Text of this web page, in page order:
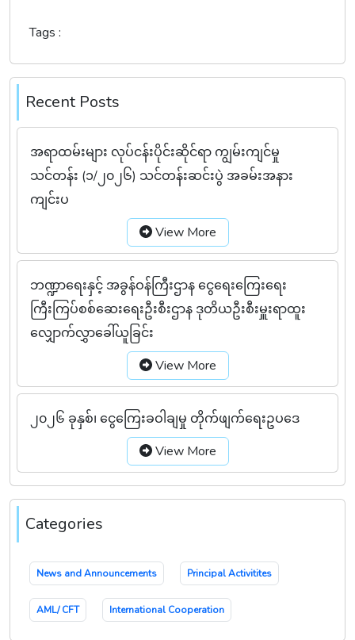
Tags :
Recent Posts
အရာထမ်းများ လုပ်ငန်းပိုင်းဆိုင်ရာ ကျွမ်းကျင်မှု
သင်တန်း (၁/၂၀၂၆) သင်တန်းဆင်းပွဲ အခမ်းအနား
ကျင်းပ
View More
ဘဏ္ဍာရေးနှင့် အခွန်ဝန်ကြီးဌာန ငွေရေးကြေးရေး
ကြီးကြပ်စစ်ဆေးရေးဦးစီးဌာန ဒုတိယဦးစီးမှူးရာထူး
လျှောက်လွှာခေါ်ယူခြင်း
View More
၂၀၂၆ ခုနှစ်၊ ငွေကြေးခဝါချမှု တိုက်ဖျက်ရေးဥပဒေ
View More
Categories
News and Announcements Principal Activitites
AML/ CFT International Cooperation